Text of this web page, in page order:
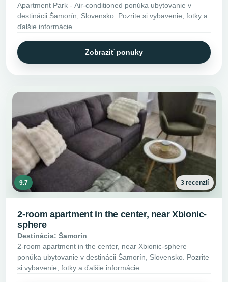
Apartment Park - Air-conditioned ponúka ubytovanie v
destinácii Šamorín, Slovensko. Pozrite si vybavenie, fotky a
ďalšie informácie.
Zobraziť ponuky
9.7 3 recenzií
2-room apartment in the center, near Xbionic-
sphere
Destinácia: Šamorín
2-room apartment in the center, near Xbionic-sphere
ponúka ubytovanie v destinácii Šamorín, Slovensko. Pozrite
si vybavenie, fotky a ďalšie informácie.